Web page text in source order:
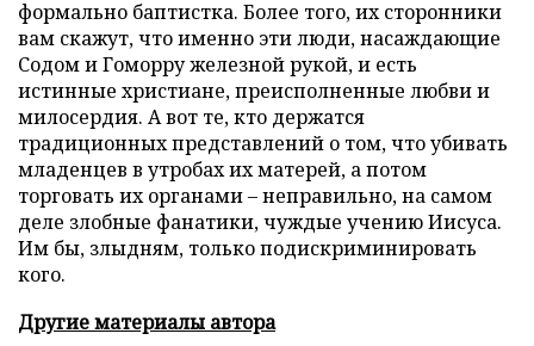
формально баптистка. Более того, их сторонники
вам скажут, что именно эти люди, насаждающие
Содом и Гоморру железной рукой, и есть
истинные христиане, преисполненные любви и
милосердия. А вот те, кто держатся
традиционных представлений о том, что убивать
младенцев в утробах их матерей, а потом
торговать их органами – неправильно, на самом
деле злобные фанатики, чуждые учению Иисуса.
Им бы, злыдням, только подискриминировать
кого.
Другие материалы автора